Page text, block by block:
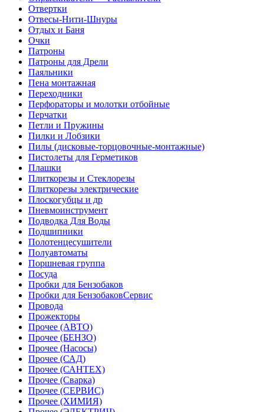
Отвертки
Отвесы-Нити-Шнуры
Отдых и Баня
Очки
Патроны
Патроны для Дрели
Паяльники
Пена монтажная
Переходники
Перфораторы и молотки отбойные
Перчатки
Петли и Пружины
Пилки и Лобзики
Пилы (дисковые-торцовочные-монтажные)
Пистолеты для Герметиков
Плашки
Плиткорезы и Стеклорезы
Плиткорезы электрические
Плоскогубцы и др
Пневмоинструмент
Подводка Для Воды
Подшипники
Полотенцесушители
Полуавтоматы
Поршневая группа
Посуда
Пробки для Бензобаков
Пробки для БензобаковСервис
Провода
Прожекторы
Прочее (АВТО)
Прочее (БЕНЗО)
Прочее (Насосы)
Прочее (САД)
Прочее (САНТЕХ)
Прочее (Сварка)
Прочее (СЕРВИС)
Прочее (ХИМИЯ)